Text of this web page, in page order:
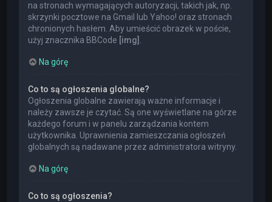
na stronach wymagających autoryzacji, takich jak, np.
skrzynki pocztowe na Gmail lub Yahoo! oraz stronach
chronionych hasłem. Aby umieścić obrazek w poście,
użyj znacznika BBCode [img] .
Na górę
Co to są ogłoszenia globalne?
Ogłoszenia globalne zawierają ważne informacje i
należy zawsze je czytać. Są one wyświetlane na górze
każdego forum i w panelu zarządzania kontem
użytkownika. Uprawnienia zamieszczania ogłoszeń
globalnych są nadawane przez administratora witryny.
Na górę
Co to są ogłoszenia?